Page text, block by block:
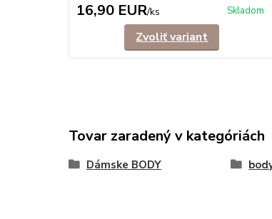
16,90 EUR/ks Skladom
Zvoliť variant
Tovar zaradený v kategóriách
Dámske BODY